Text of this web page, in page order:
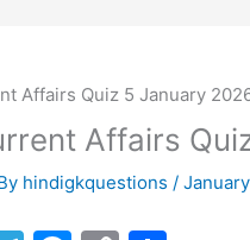
Affairs
hindigkquestions /